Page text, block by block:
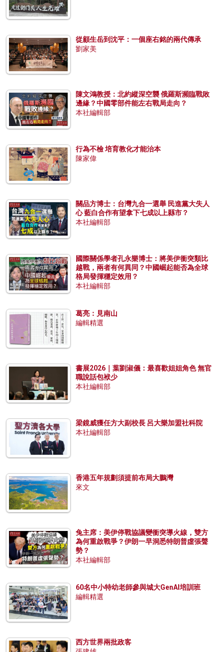
從顧生岳到沈平：一個座右銘的兩代傳承
劉家美
陳文鴻教授：北約縱深空襲 俄羅斯瀕臨戰敗
邊緣？中國零部件能左右戰局走向？
本社編輯部
行為不檢 培育教化才能治本
陳家偉
關品方博士：台灣九合一選舉 民進黨大失人
心 藍白合作有望拿下七成以上縣市？
本社編輯部
國際關係學者孔永樂博士：將美伊衝突類比
越戰，兩者有何異同？中國崛起能否為全球
格局發揮穩定效用？
本社編輯部
葛亮：見南山
編輯精選
書展2026｜葉劉淑儀：最喜歡姐姐角色 無官
職說話包袱少
本社編輯部
梁鏡威獲任方大副校長 呂大樂加盟社科院
本社編輯部
香港五年規劃須提前布局大鵬灣
來文
兔主席：美伊停戰協議變衝突導火線，雙方
為何重啟戰爭？伊朗一早洞悉特朗普虛張聲
勢？
本社編輯部
60名中小特幼老師參與城大GenAI培訓班
編輯精選
西方世界兩批政客